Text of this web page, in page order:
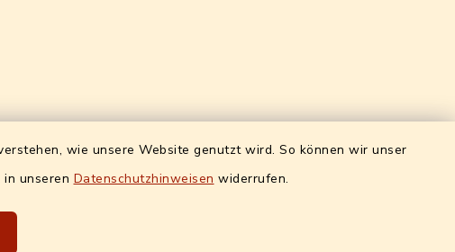
wie unsere Website genutzt wird. So können wir unser
unseren Datenschutzhinweisen widerrufen.
und
Quicklinks intern
Alle Sachgebiete